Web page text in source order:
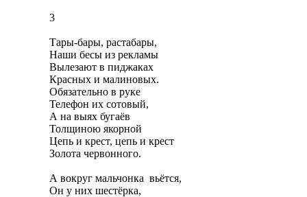
3
Тары-бары, растабары,
Наши бесы из рекламы
Вылезают в пиджаках
Красных и малиновых.
Обязательно в руке
Телефон их сотовый,
А на выях бугаёв
Толщиною якорной
Цепь и крест, цепь и крест
Золота червонного.
А вокруг мальчонка вьётся,
Он у них шестёрка,